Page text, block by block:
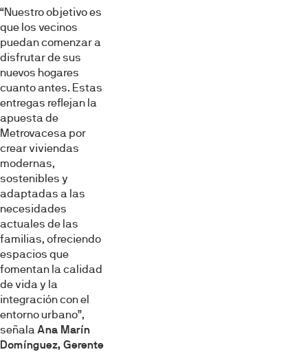
“Nuestro objetivo es
que los vecinos
puedan comenzar a
disfrutar de sus
nuevos hogares
cuanto antes. Estas
entregas reflejan la
apuesta de
Metrovacesa por
crear viviendas
modernas,
sostenibles y
adaptadas a las
necesidades
actuales de las
familias, ofreciendo
espacios que
fomentan la calidad
de vida y la
integración con el
entorno urbano”,
señala Ana Marín
Domínguez, Gerente